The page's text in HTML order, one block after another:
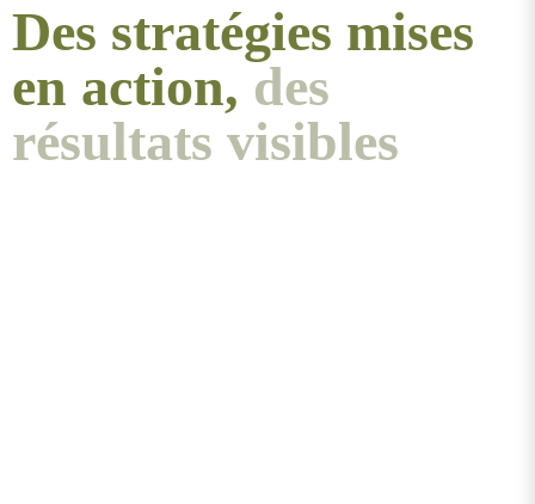
Des stratégies mises
en action, des
résultats visibles